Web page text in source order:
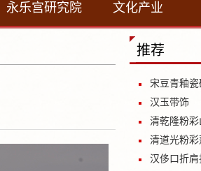
永乐宫研究院 文化产业
推荐
宋豆青釉瓷
汉玉带饰
清乾隆粉
清道光粉
汉侈口折